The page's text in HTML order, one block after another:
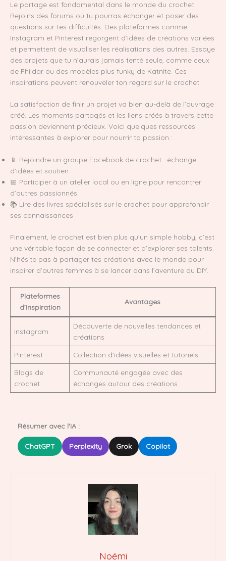
Le partage est fondamental dans le monde du crochet.
Rejoins des forums où tu pourras échanger et poser des
questions sur tes difficultés. Des plateformes comme
Instagram et Pinterest regorgent d’idées de créations variées
et permettent de visualiser les réalisations des autres. Essaye
des projets que tu n’aurais jamais tenté seule, comme ceux
de Phildar ou des modèles plus funky de Katnite. Ces
inspirations peuvent renouveler ton regard sur le crochet.
La satisfaction de finir un projet va bien au-delà de l’ouvrage
créé. Les moments partagés et les liens créés à travers cette
passion deviennent précieux. Voici quelques ressources
intéressantes à explorer pour nourrir ta passion :
📱 Rejoindre un groupe Facebook de crochet : échange
d’idées et soutien
📅 Participer à un atelier local ou en ligne pour rencontrer
d’autres passionnés
📚 Lire des livres spécialisés sur le crochet pour approfondir
ses connaissances
Finalement, le crochet est bien plus qu’un simple hobby, c’est
une véritable façon de se connecter et d’explorer ses talents.
N’hésite pas à partager tes créations avec le monde pour
inspirer d’autres femmes à se lancer dans l’aventure du DIY.
Plateformes
d’inspiration
Avantages
Instagram
Découverte de nouvelles tendances et
créations
Pinterest Collection d’idées visuelles et tutoriels
Blogs de
crochet
Communauté engagée avec des
échanges autour des créations
Résumer avec l'IA :
ChatGPT Perplexity Grok Copilot
Noémi